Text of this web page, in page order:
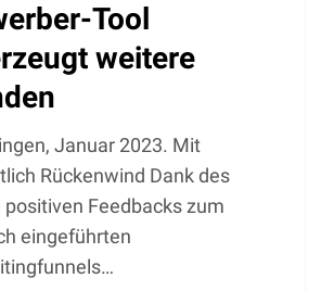
Tool
weitere
Januar 2023. Mit
Rückenwind Dank des
positiven Feedbacks zum
eingeführten